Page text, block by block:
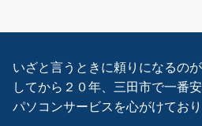
いざと言うときに頼りになるの
してから２０年、三田市で一番
パソコンサービスを心がけており